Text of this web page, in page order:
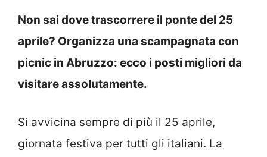
Non sai dove trascorrere il ponte del 25
aprile? Organizza una scampagnata con
picnic in Abruzzo: ecco i posti migliori da
visitare assolutamente.
Si avvicina sempre di più il 25 aprile,
giornata festiva per tutti gli italiani. La